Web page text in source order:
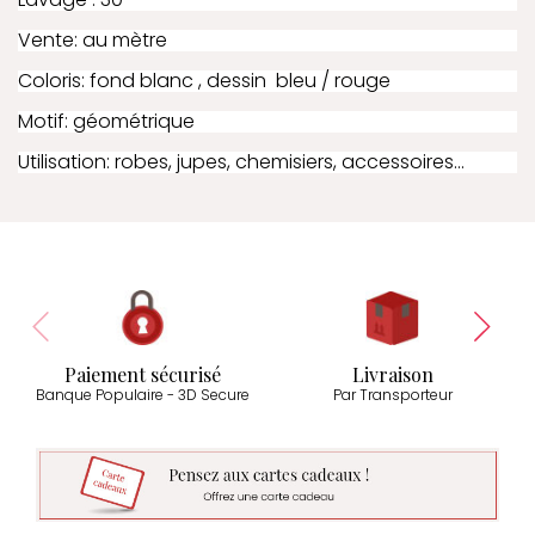
Vente: au mètre
Coloris: fond blanc , dessin bleu / rouge
Motif: géométrique
Utilisation: robes, jupes, chemisiers, accessoires...
Paiement sécurisé
Banque Populaire - 3D Secure
Livraison
Par Transporteur